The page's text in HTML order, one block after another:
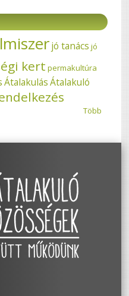
jó tanács jó
kert permakultúra
Átalakulás Átalakuló
Több